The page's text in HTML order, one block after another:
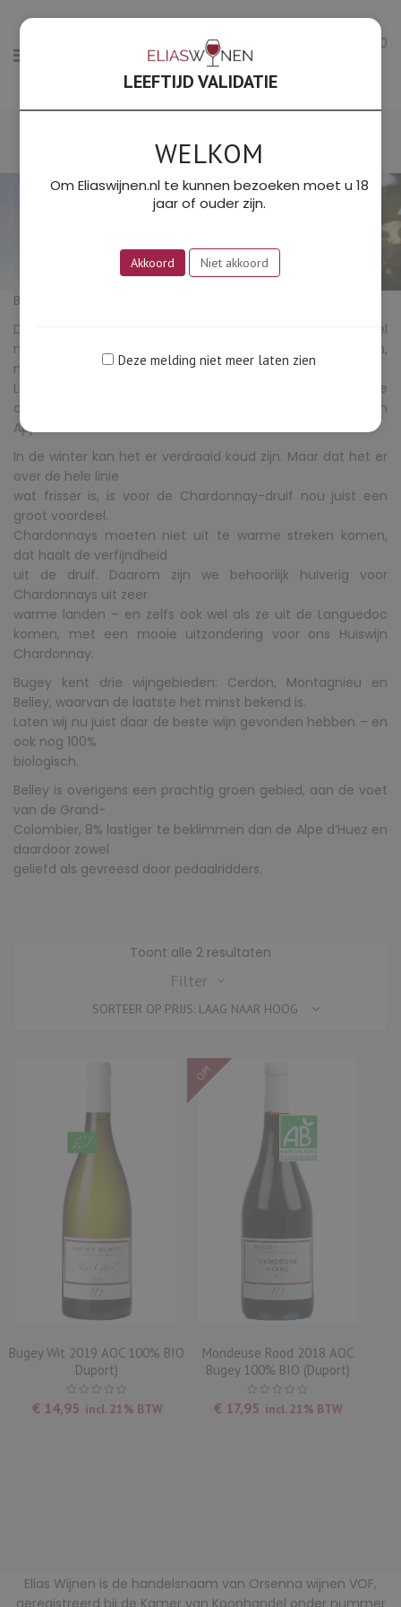
0
Bugey
De Bugey is een Franse wijnstreek die Nederlanders vrijwel
niet kennen. Toch komen er prachtige wijnen vandaan,
maar ook hier is het natuurlijk zoeken geblazen.
Ligt grofweg tussen Lyon en Genève in tegen de Savoie
aan (in het zuiden van de Jura) en heeft een eigen
Appellation sinds 1958.
In de winter kan het er verdraaid koud zijn. Maar dat het er
over de hele linie
wat frisser is, is voor de Chardonnay-druif nou juist een
groot voordeel.
Chardonnays moeten niet uit te warme streken komen,
dat haalt de verfijndheid
uit de druif. Daarom zijn we behoorlijk huiverig voor
Chardonnays uit zeer
warme landen – en zelfs ook wel als ze uit de Languedoc
komen, met een mooie uitzondering voor ons Huiswijn
Chardonnay.
Bugey kent drie wijngebieden: Cerdon, Montagnieu en
Belley, waarvan de laatste het minst bekend is.
Laten wij nu juist daar de beste wijn gevonden hebben – en
ook nog 100%
biologisch.
Belley is overigens een prachtig groen gebied, aan de voet
van de Grand-
Colombier, 8% lastiger te beklimmen dan de Alpe d’Huez en
daardoor zowel
geliefd als gevreesd door pedaalridders.
Toont alle 2 resultaten
laag
Filter
SORTEER OP PRIJS: LAAG NAAR HOOG
Bugey Wit 2019 AOC 100% BIO
Duport)
€ 14,95 incl. 21% BTW
OP!
Mondeuse Rood 2018 AOC
Bugey 100% BIO (Duport)
€ 17,95 incl. 21% BTW
Elias Wijnen is de handelsnaam van Orsenna wijnen VOF,
geregistreerd bij de Kamer van Koophandel onder nummer
LEEFTIJD VALIDATIE
WELKOM
Om Eliaswijnen.nl te kunnen bezoeken moet u 18
jaar of ouder zijn.
Akkoord Niet akkoord
Deze melding niet meer laten zien